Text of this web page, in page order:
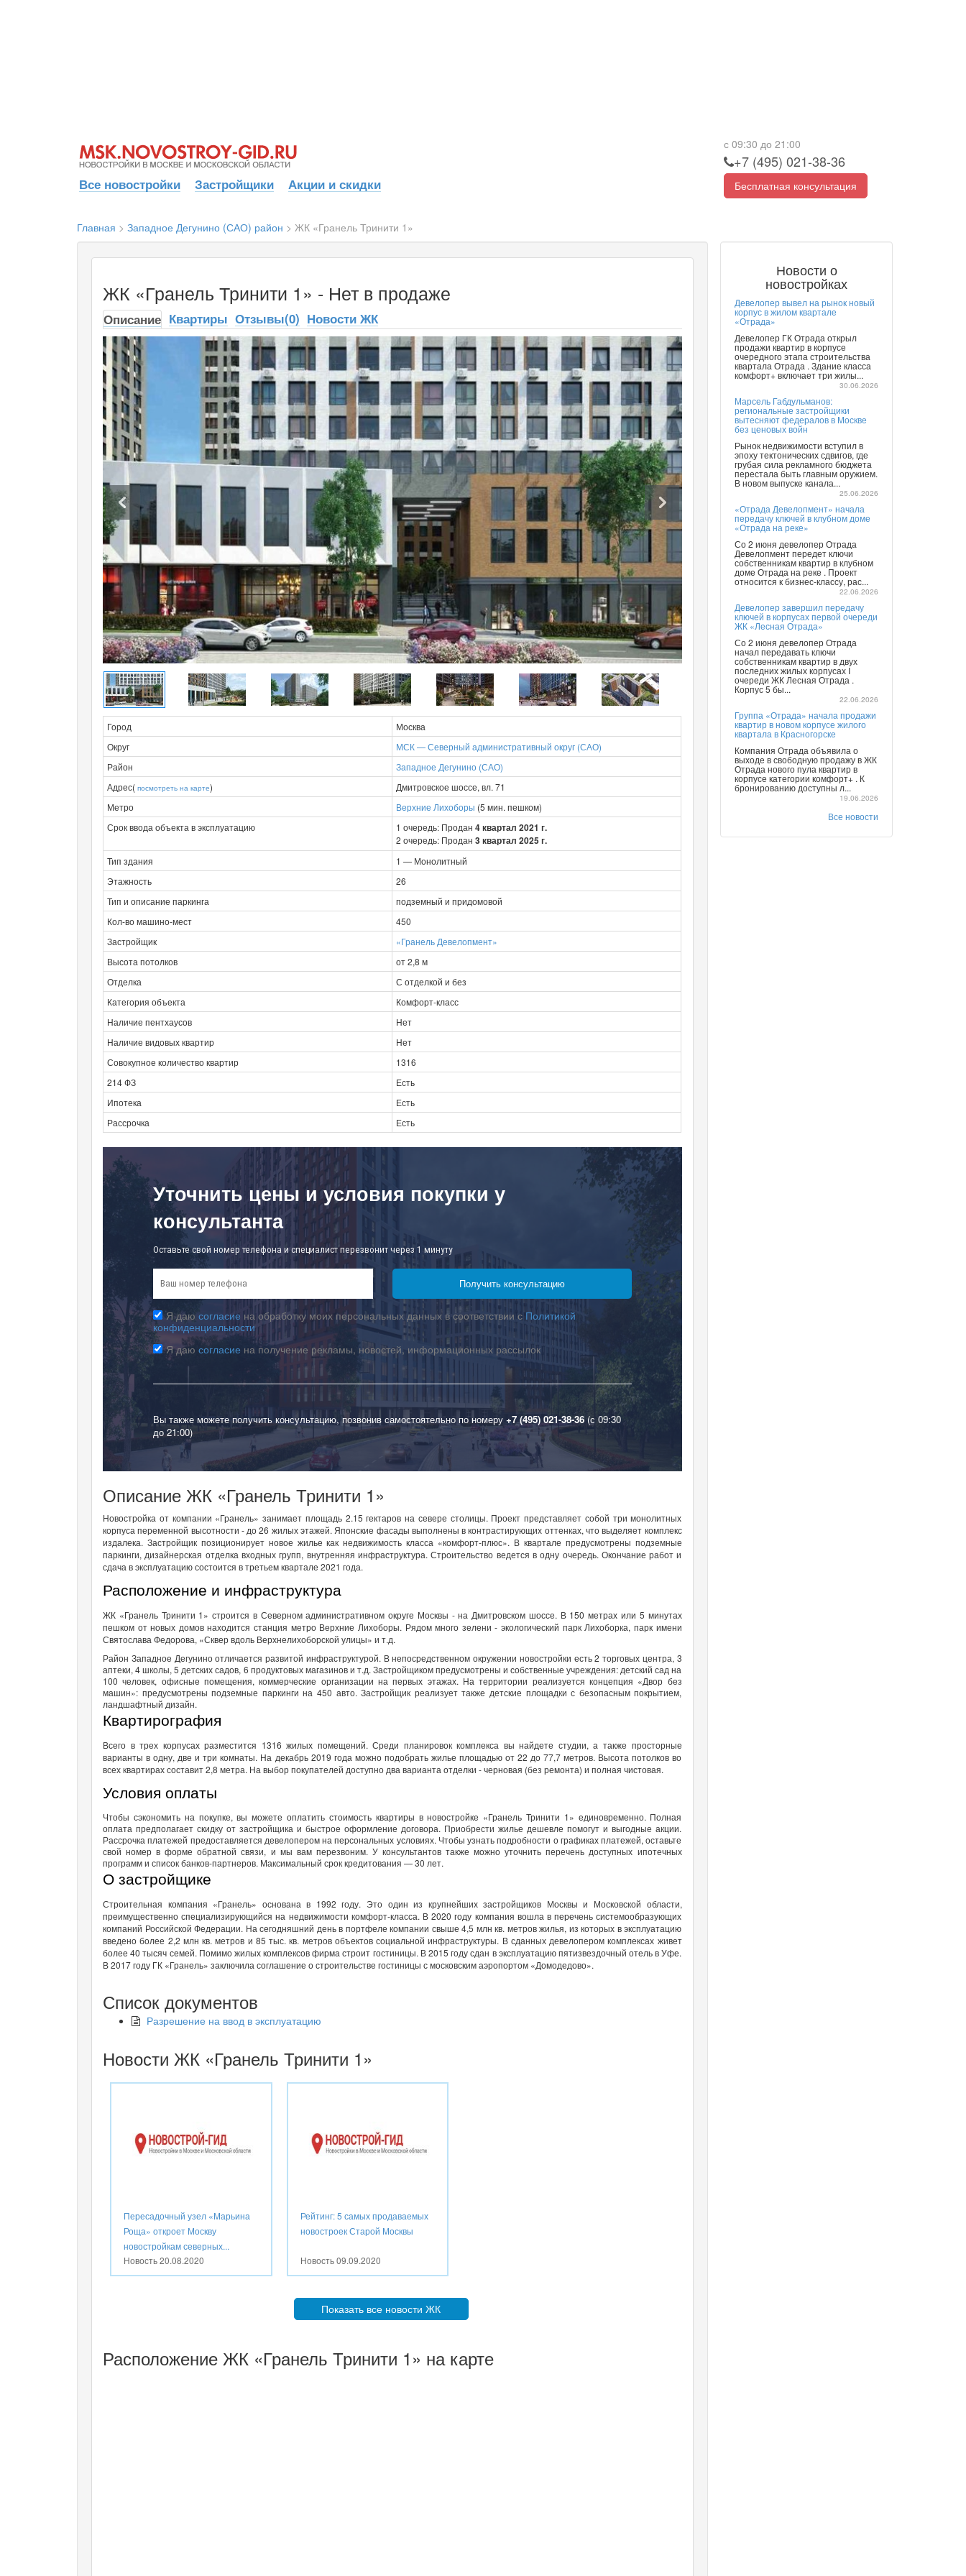
Все новостройки Застройщики Акции и скидки
с 09:30 до 21:00
+7 (495) 021-38-36
Бесплатная консультация
Главная > Западное Дегунино (САО) район > ЖК «Гранель Тринити 1»
ЖК «Гранель Тринити 1» - Нет в продаже
Описание Квартиры Отзывы(0) Новости ЖК
Город
Москва
Округ
МСК — Северный административный округ (САО)
Район
Западное Дегунино (САО)
Адрес( посмотреть на карте)
Дмитровское шоссе, вл. 71
Метро
Верхние Лихоборы (5 мин. пешком)
Срок ввода объекта в эксплуатацию
1 очередь: Продан 4 квартал 2021 г.
2 очередь: Продан 3 квартал 2025 г.
Тип здания
1 — Монолитный
Этажность
26
Тип и описание паркинга
подземный и придомовой
Кол-во машино-мест
450
Застройщик
«Гранель Девелопмент»
Высота потолков
от 2,8 м
Отделка
С отделкой и без
Категория объекта
Комфорт-класс
Наличие пентхаусов
Нет
Наличие видовых квартир
Нет
Совокупное количество квартир
1316
214 ФЗ
Есть
Ипотека
Есть
Рассрочка
Есть
Уточнить цены и условия покупки у
консультанта
Оставьте свой номер телефона и специалист перезвонит через 1 минуту
Я даю согласие на обработку моих персональных данных в соответствии сПолитикой
конфиденциальности
Я даю согласие на получение рекламы, новостей, информационных рассылок
Вы также можете получить консультацию, позвонив самостоятельно по номеру +7 (495) 021-38-36 (с 09:30
до 21:00)
Описание ЖК «Гранель Тринити 1»
Новостройка от компании «Гранель» занимает площадь 2.15 гектаров на севере столицы. Проект представляет собой три монолитных
корпуса переменной высотности - до 26 жилых этажей. Японские фасады выполнены в контрастирующих оттенках, что выделяет комплекс
издалека. Застройщик позиционирует новое жилье как недвижимость класса «комфорт-плюс». В квартале предусмотрены подземные
паркинги, дизайнерская отделка входных групп, внутренняя инфраструктура. Строительство ведется в одну очередь. Окончание работ и
сдача в эксплуатацию состоится в третьем квартале 2021 года.
Расположение и инфраструктура
ЖК «Гранель Тринити 1» строится в Северном административном округе Москвы - на Дмитровском шоссе. В 150 метрах или 5 минутах
пешком от новых домов находится станция метро Верхние Лихоборы. Рядом много зелени - экологический парк Лихоборка, парк имени
Святослава Федорова, «Сквер вдоль Верхнелихоборской улицы» и т.д.
Район Западное Дегунино отличается развитой инфраструктурой. В непосредственном окружении новостройки есть 2 торговых центра, 3
аптеки, 4 школы, 5 детских садов, 6 продуктовых магазинов и т.д. Застройщиком предусмотрены и собственные учреждения: детский сад на
100 человек, офисные помещения, коммерческие организации на первых этажах. На территории реализуется концепция «Двор без
машин»: предусмотрены подземные паркинги на 450 авто. Застройщик реализует также детские площадки с безопасным покрытием,
ландшафтный дизайн.
Квартирография
Всего в трех корпусах разместится 1316 жилых помещений. Среди планировок комплекса вы найдете студии, а также просторные
варианты в одну, две и три комнаты. На декабрь 2019 года можно подобрать жилье площадью от 22 до 77,7 метров. Высота потолков во
всех квартирах составит 2,8 метра. На выбор покупателей доступно два варианта отделки - черновая (без ремонта) и полная чистовая.
Условия оплаты
Чтобы сэкономить на покупке, вы можете оплатить стоимость квартиры в новостройке «Гранель Тринити 1» единовременно. Полная
оплата предполагает скидку от застройщика и быстрое оформление договора. Приобрести жилье дешевле помогут и выгодные акции.
Рассрочка платежей предоставляется девелопером на персональных условиях. Чтобы узнать подробности о графиках платежей, оставьте
свой номер в форме обратной связи, и мы вам перезвоним. У консультантов также можно уточнить перечень доступных ипотечных
программ и список банков-партнеров. Максимальный срок кредитования — 30 лет.
О застройщике
Строительная компания «Гранель» основана в 1992 году. Это один из крупнейших застройщиков Москвы и Московской области,
преимущественно специализирующийся на недвижимости комфорт-класса. В 2020 году компания вошла в перечень системообразующих
компаний Российской Федерации. На сегодняшний день в портфеле компании свыше 4,5 млн кв. метров жилья, из которых в эксплуатацию
введено более 2,2 млн кв. метров и 85 тыс. кв. метров объектов социальной инфраструктуры. В сданных девелопером комплексах живет
более 40 тысяч семей. Помимо жилых комплексов фирма строит гостиницы. В 2015 году сдан в эксплуатацию пятизвездочный отель в Уфе.
В 2017 году ГК «Гранель» заключила соглашение о строительстве гостиницы с московским аэропортом «Домодедово».
Список документов
Разрешение на ввод в эксплуатацию
Новости ЖК «Гранель Тринити 1»
Пересадочный узел «Марьина
Роща» откроет Москву
новостройкам северных...
Новость20.08.2020
Рейтинг: 5 самых продаваемых
новостроек Старой Москвы
Новость09.09.2020
Показать все новости ЖК
Расположение ЖК «Гранель Тринити 1» на карте
Новости о
новостройках
Девелопер вывел на рынок новый
корпус в жилом квартале
«Отрада»
Девелопер ГК Отрада открыл
продажи квартир в корпусе
очередного этапа строительства
квартала Отрада . Здание класса
комфорт+ включает три жилы...
30.06.2026
Марсель Габдульманов:
региональные застройщики
вытесняют федералов в Москве
без ценовых войн
Рынок недвижимости вступил в
эпоху тектонических сдвигов, где
грубая сила рекламного бюджета
перестала быть главным оружием.
В новом выпуске канала...
25.06.2026
«Отрада Девелопмент» начала
передачу ключей в клубном доме
«Отрада на реке»
Со 2 июня девелопер Отрада
Девелопмент передет ключи
собственникам квартир в клубном
доме Отрада на реке . Проект
относится к бизнес-классу, рас...
22.06.2026
Девелопер завершил передачу
ключей в корпусах первой очереди
ЖК «Лесная Отрада»
Со 2 июня девелопер Отрада
начал передавать ключи
собственникам квартир в двух
последних жилых корпусах I
очереди ЖК Лесная Отрада .
Корпус 5 бы...
22.06.2026
Группа «Отрада» начала продажи
квартир в новом корпусе жилого
квартала в Красногорске
Компания Отрада объявила о
выходе в свободную продажу в ЖК
Отрада нового пула квартир в
корпусе категории комфорт+ . К
бронированию доступны л...
19.06.2026
Все новости